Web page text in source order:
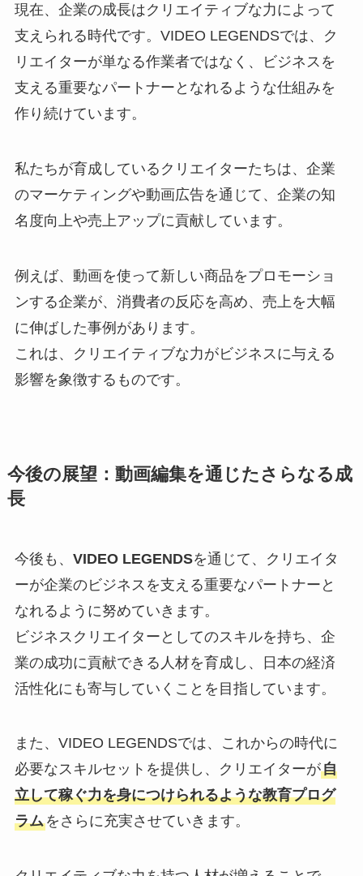
現在、企業の成長はクリエイティブな力によって
支えられる時代です。VIDEO LEGENDSでは、ク
リエイターが単なる作業者ではなく、ビジネスを
支える重要なパートナーとなれるような仕組みを
作り続けています。
私たちが育成しているクリエイターたちは、企業
のマーケティングや動画広告を通じて、企業の知
名度向上や売上アップに貢献しています。
例えば、動画を使って新しい商品をプロモーショ
ンする企業が、消費者の反応を高め、売上を大幅
に伸ばした事例があります。
これは、クリエイティブな力がビジネスに与える
影響を象徴するものです。
今後の展望：動画編集を通じたさらなる成
長
今後も、 VIDEO LEGENDSを通じて、クリエイタ
ーが企業のビジネスを支える重要なパートナーと
なれるように努めていきます。
ビジネスクリエイターとしてのスキルを持ち、企
業の成功に貢献できる人材を育成し、日本の経済
活性化にも寄与していくことを目指しています。
また、VIDEO LEGENDSでは、これからの時代に
必要なスキルセットを提供し、クリエイターが自
立して稼ぐ力を身につけられるような教育プログ
ラムをさらに充実させていきます。